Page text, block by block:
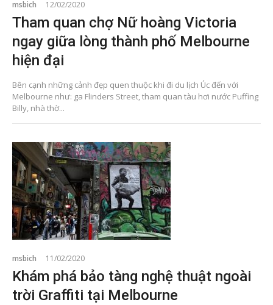
msbich 12/02/2020
Tham quan chợ Nữ hoàng Victoria
ngay giữa lòng thành phố Melbourne
hiện đại
Bên cạnh những cảnh đẹp quen thuộc khi đi du lịch Úc đến với
Melbourne như: ga Flinders Street, tham quan tàu hơi nước Puffing
Billy, nhà thờ...
msbich 11/02/2020
Khám phá bảo tàng nghệ thuật ngoài
trời Graffiti tại Melbourne